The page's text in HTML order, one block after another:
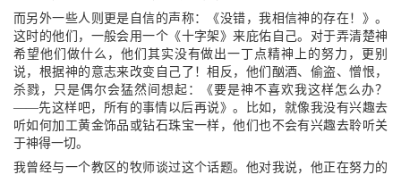
而另外一些人则更是自信的声称：《没错，我相信神的存在！》。
这时的他们，一般会用一个《十字架》来庇佑自己。对于弄清楚神
希望他们做什么，他们其实没有做出一丁点精神上的努力，更别
说，根据神的意志来改变自己了！相反，他们酗酒、偷盗、憎恨，
杀戮，只是偶尔会猛然间想起：《要是神不喜欢我这样怎么办？
——先这样吧，所有的事情以后再说》。比如，就像我没有兴趣去
听如何加工黄金饰品或钻石珠宝一样，他们也不会有兴趣去聆听关
于神得一切。
我曾经与一个教区的牧师谈过这个话题。他对我说，他正在努力的